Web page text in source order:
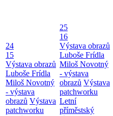
24
15
Výstava obrazů
Luboše Frídla
Miloš Novotný
- výstava
obrazů Výstava
patchworku
25
16
Výstava obrazů
Luboše Frídla
Miloš Novotný
- výstava
obrazů Výstava
patchworku
Letní
příměstský